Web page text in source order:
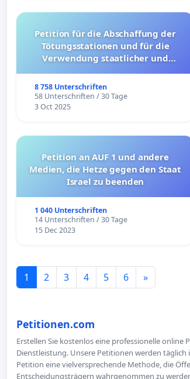
Petition für die Abschaffung der
Tötungsstationen und für die
Verwendung staatlicher und
8 758 Unterschriften
58 Unterschriften / 30 Tage
3 Oct 2025
Petition an AUF 1 und andere
Medien, die Hetze gegen den Staat
Israel zu beenden
1 040 Unterschriften
14 Unterschriften / 30 Tage
15 Dec 2023
1 2 3 4 5 6 »
Petitionen.com
Erstellen Sie kostenlos eine professionelle
Dienstleistung. Unsere Petitionen werden
Petition eine vielversprechende Methode, die
Entscheidungsträgern wahrgenommen zu